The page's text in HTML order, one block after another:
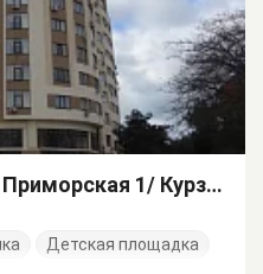
1-комнатная квартира Приморская 1/ Курзальная 9
Детская площадка